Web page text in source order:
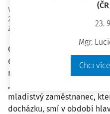
23.
Mgr.
Chci
Vydáno
23 minut čtení
Zdroj
Bezpečnost a hygiena
Od 1. června 2025 platí
dětí, které ještě neukončily
novém ustanovení § 244a
„Mladistvý zaměstnanec
mladistvý zaměstnanec,
docházku, smí v období